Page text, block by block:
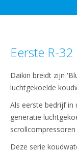
Eerste R-
Daikin breidt zijn
luchtgekoelde
Als eerste bedrijf in
generatie
Deze serie